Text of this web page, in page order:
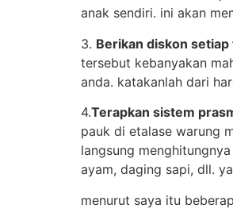
anak sendiri. ini akan
3. Berikan diskon setiap
tersebut kebanyakan
anda. katakanlah dari
4.Terapkan sistem
pauk di etalase warung
langsung
ayam, daging sapi, dll.
menurut saya itu